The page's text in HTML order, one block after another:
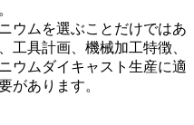
ウムを選ぶことだけではあ
工具計画、機械加工特徴、
ウムダイキャスト生産に適
があります。